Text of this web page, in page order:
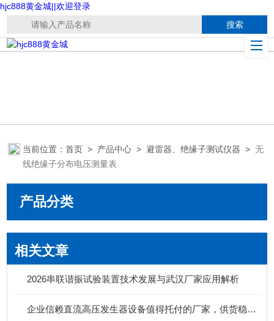
hjc888黄金城||欢迎登录
当前位置：首页 > 产品中心 >避雷器、绝缘子测试仪器 >无
线绝缘子分布电压测量表
产品分类
相关文章
2026串联谐振试验装置技术发展与武汉厂家应用解析
企业信赖直流高压发生器设备值得托付的厂家，供货稳、售后好、口碑佳